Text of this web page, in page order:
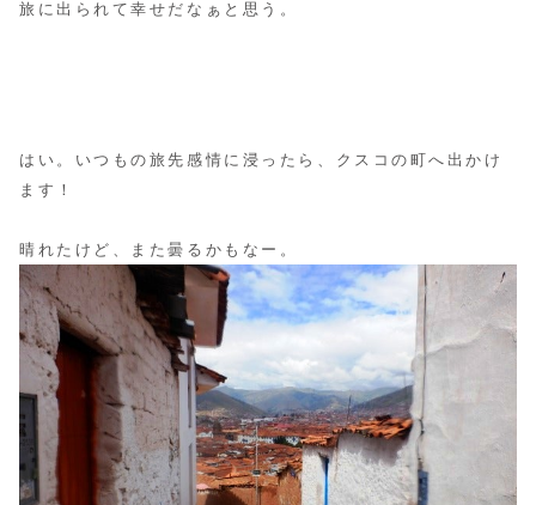
旅に出られて幸せだなぁと思う。
はい。いつもの旅先感情に浸ったら、クスコの町へ出かけ
ます！
晴れたけど、また曇るかもなー。